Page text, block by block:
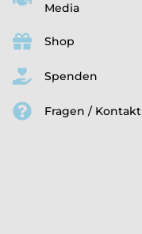
Media
Shop
Spenden
Fragen / Kontakt